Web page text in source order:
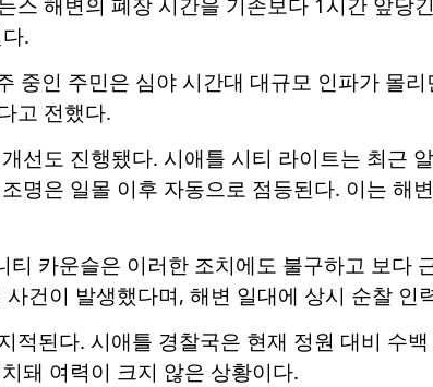
.
중인 주민은 심야 시간대 대규모 인파가 몰
고 전했다.
선도 진행됐다. 시애틀 시티 라이트는 최근
명은 일몰 이후 자동으로 점등된다. 이는 해
티 카운슬은 이러한 조치에도 불구하고 보다
건이 발생했다며, 해변 일대에 상시 순찰 인
적된다. 시애틀 경찰국은 현재 정원 대비 수
돼 여력이 크지 않은 상황이다.